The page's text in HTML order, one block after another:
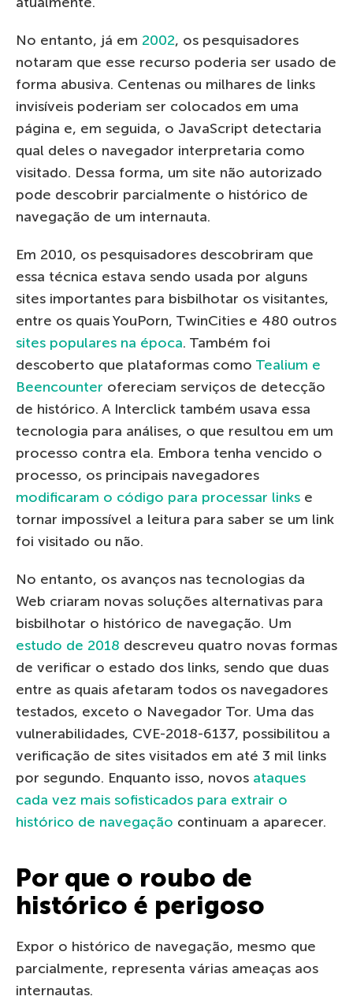
No entanto, já em 2002, os pesquisadores
notaram que esse recurso poderia ser usado de
forma abusiva. Centenas ou milhares de links
invisíveis poderiam ser colocados em uma
página e, em seguida, o JavaScript detectaria
qual deles o navegador interpretaria como
visitado. Dessa forma, um site não autorizado
pode descobrir parcialmente o histórico de
navegação de um internauta.
Em 2010, os pesquisadores descobriram que
essa técnica estava sendo usada por alguns
sites importantes para bisbilhotar os visitantes,
entre os quais YouPorn, TwinCities e 480 outros
sites populares na época. Também foi
descoberto que plataformas como Tealium e
Beencounter ofereciam serviços de detecção
de histórico. A Interclick também usava essa
tecnologia para análises, o que resultou em um
processo contra ela. Embora tenha vencido o
processo, os principais navegadores
modificaram o código para processar links e
tornar impossível a leitura para saber se um link
foi visitado ou não.
No entanto, os avanços nas tecnologias da
Web criaram novas soluções alternativas para
bisbilhotar o histórico de navegação. Um
estudo de 2018 descreveu quatro novas formas
de verificar o estado dos links, sendo que duas
entre as quais afetaram todos os navegadores
testados, exceto o Navegador Tor. Uma das
vulnerabilidades, CVE-2018-6137, possibilitou a
verificação de sites visitados em até 3 mil links
por segundo. Enquanto isso, novos ataques
cada vez mais sofisticados para extrair o
histórico de navegação continuam a aparecer.
Por que o roubo de
histórico é perigoso
Expor o histórico de navegação, mesmo que
parcialmente, representa várias ameaças aos
internautas.